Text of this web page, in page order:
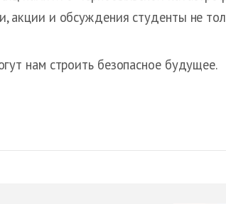
акции и обсуждения студенты не
нам строить безопасное будущее.